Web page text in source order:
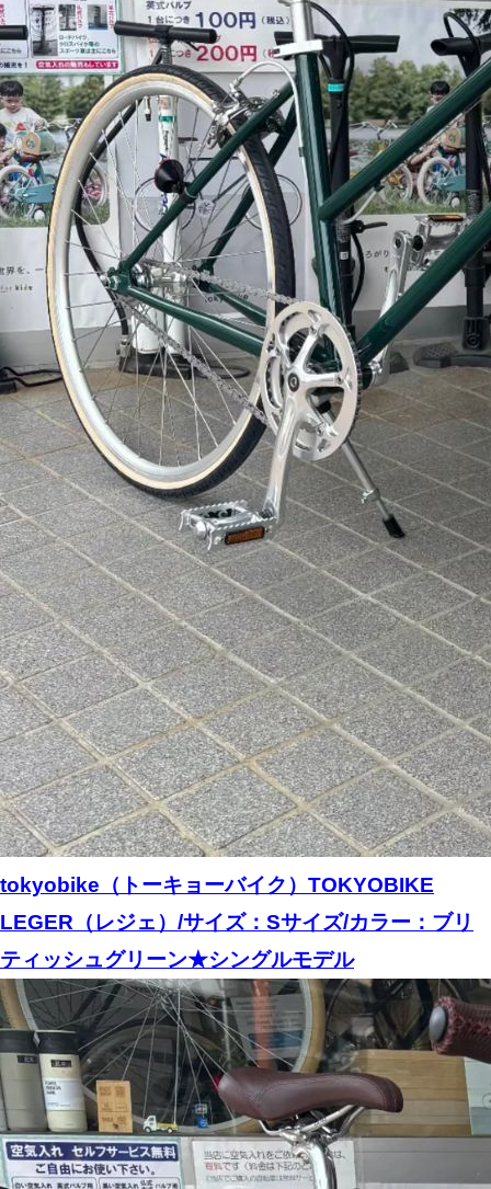
tokyobike（トーキョーバイク）TOKYOBIKE
LEGER（レジェ）/サイズ：Sサイズ/カラー：ブリ
ティッシュグリーン★シングルモデル